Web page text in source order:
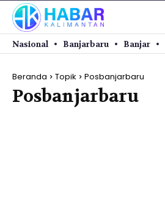
Nasional Banjarbaru Banjar
Beranda Topik Posbanjarbaru
Posbanjarbaru